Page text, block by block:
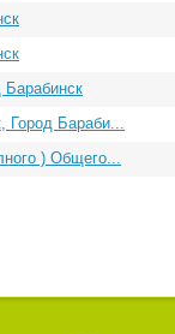
Город Бараби...
) Общего...